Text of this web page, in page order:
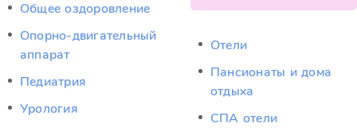
Общее оздоровление
Опорно-двигательный
аппарат
Педиатрия
Урология
Отели
Пансионаты и дома
отдыха
СПА отели